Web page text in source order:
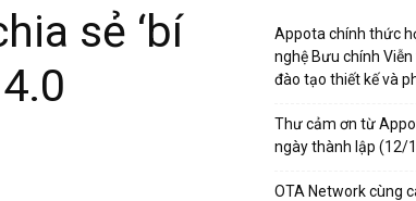
sẻ ‘bí
Appota chính thức
nghệ Bưu chính
đào tạo thiết kế và
Thư cảm ơn từ
ngày thành lập
OTA Network cùng